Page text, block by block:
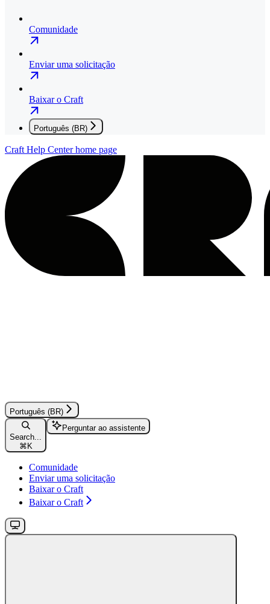
Comunidade
Enviar uma solicitação
Baixar o Craft
Português (BR)
Craft Help Centerhome page
Português (BR)
Search...
⌘ K
Perguntar ao assistente
Comunidade
Enviar uma solicitação
Baixar o Craft
Baixar o Craft